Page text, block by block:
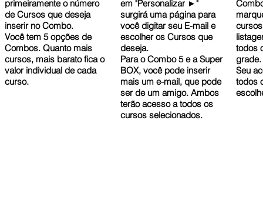
primeiramente o número
de Cursos que deseja
inserir no Combo.
Você tem 5 opções de
Combos. Quanto mais
cursos, mais barato fica o
valor individual de cada
curso.
em "Personalizar ►"
surgirá uma página para
você digitar seu E-mail e
escolher os Cursos que
deseja.
Para o Combo 5 e a Super
BOX, você pode inserir
mais um e-mail, que pode
ser de um amigo. Ambos
terão acesso a todos os
cursos selecionados.
todos
grade.
Seu
todos